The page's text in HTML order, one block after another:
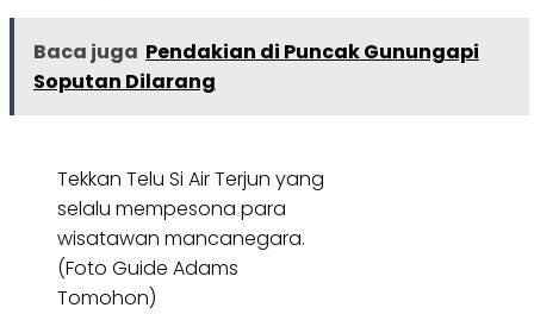
Baca juga Pendakian di Puncak Gunungapi
Soputan Dilarang
Tekkan Telu Si Air Terjun yang
selalu mempesona para
wisatawan mancanegara.
(Foto Guide Adams
Tomohon)